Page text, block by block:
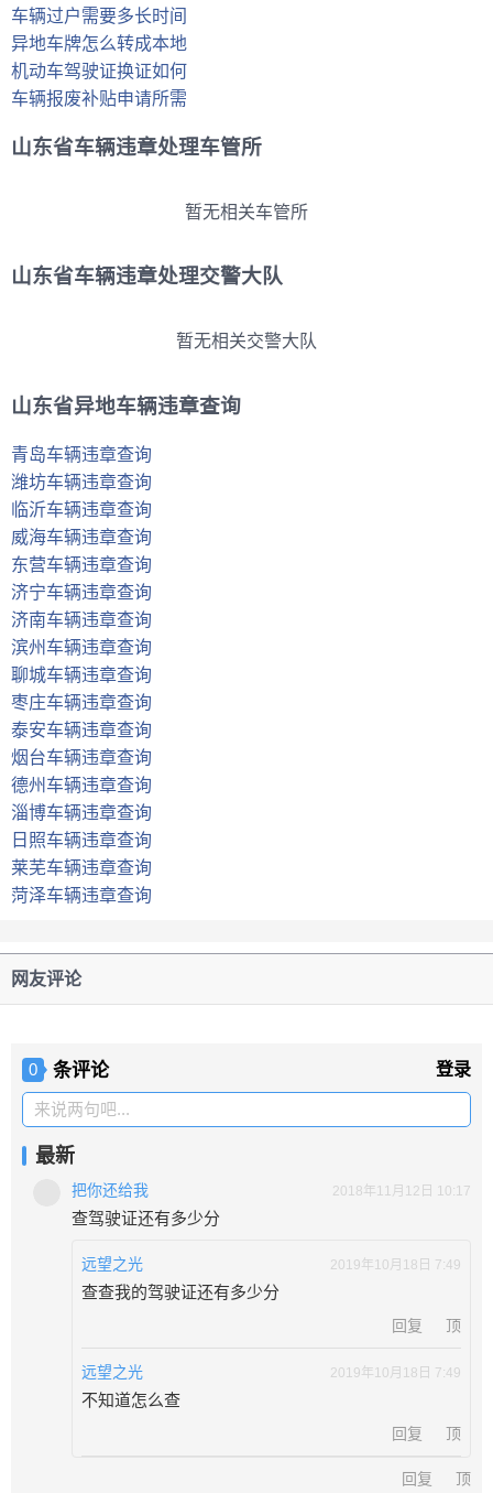
车辆过户需要多长时间
异地车牌怎么转成本地
机动车驾驶证换证如何
车辆报废补贴申请所需
山东省车辆违章处理车管所
暂无相关车管所
山东省车辆违章处理交警大队
暂无相关交警大队
山东省异地车辆违章查询
青岛车辆违章查询
潍坊车辆违章查询
临沂车辆违章查询
威海车辆违章查询
东营车辆违章查询
济宁车辆违章查询
济南车辆违章查询
滨州车辆违章查询
聊城车辆违章查询
枣庄车辆违章查询
泰安车辆违章查询
烟台车辆违章查询
德州车辆违章查询
淄博车辆违章查询
日照车辆违章查询
莱芜车辆违章查询
菏泽车辆违章查询
网友评论
0 条评论 登录
来说两句吧...
最新
把你还给我 2018年11月12日 10:17
查驾驶证还有多少分
远望之光 2019年10月18日 7:49
查查我的驾驶证还有多少分
回复 顶
远望之光 2019年10月18日 7:49
不知道怎么查
回复 顶
回复 顶